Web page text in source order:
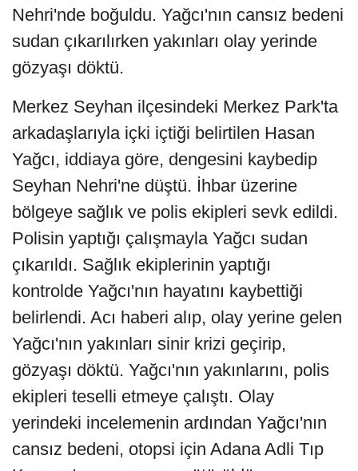
Nehri'nde boğuldu. Yağcı'nın cansız bedeni
sudan çıkarılırken yakınları olay yerinde
gözyaşı döktü.
Merkez Seyhan ilçesindeki Merkez Park'ta
arkadaşlarıyla içki içtiği belirtilen Hasan
Yağcı, iddiaya göre, dengesini kaybedip
Seyhan Nehri'ne düştü. İhbar üzerine
bölgeye sağlık ve polis ekipleri sevk edildi.
Polisin yaptığı çalışmayla Yağcı sudan
çıkarıldı. Sağlık ekiplerinin yaptığı
kontrolde Yağcı'nın hayatını kaybettiği
belirlendi. Acı haberi alıp, olay yerine gelen
Yağcı'nın yakınları sinir krizi geçirip,
gözyaşı döktü. Yağcı'nın yakınlarını, polis
ekipleri teselli etmeye çalıştı. Olay
yerindeki incelemenin ardından Yağcı'nın
cansız bedeni, otopsi için Adana Adli Tıp